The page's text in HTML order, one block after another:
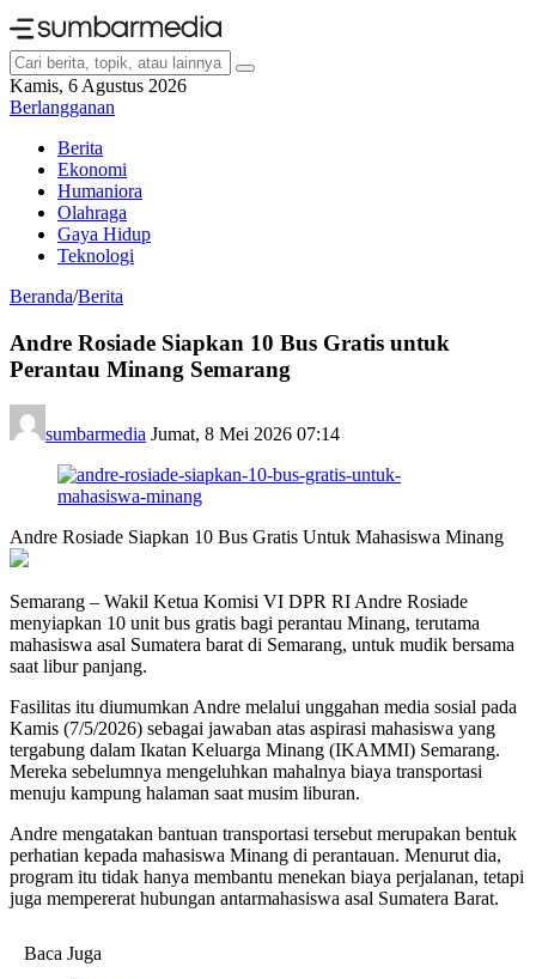
Kamis, 6 Agustus 2026
Berlangganan
Berita
Ekonomi
Humaniora
Olahraga
Gaya Hidup
Teknologi
Beranda/Berita
Andre Rosiade Siapkan 10 Bus Gratis untuk
Perantau Minang Semarang
sumbarmedia Jumat, 8 Mei 2026 07:14
Andre Rosiade Siapkan 10 Bus Gratis Untuk Mahasiswa Minang
Semarang – Wakil Ketua Komisi VI DPR RI Andre Rosiade
menyiapkan 10 unit bus gratis bagi perantau Minang, terutama
mahasiswa asal Sumatera barat di Semarang, untuk mudik bersama
saat libur panjang.
Fasilitas itu diumumkan Andre melalui unggahan media sosial pada
Kamis (7/5/2026) sebagai jawaban atas aspirasi mahasiswa yang
tergabung dalam Ikatan Keluarga Minang (IKAMMI) Semarang.
Mereka sebelumnya mengeluhkan mahalnya biaya transportasi
menuju kampung halaman saat musim liburan.
Andre mengatakan bantuan transportasi tersebut merupakan bentuk
perhatian kepada mahasiswa Minang di perantauan. Menurut dia,
program itu tidak hanya membantu menekan biaya perjalanan, tetapi
juga mempererat hubungan antarmahasiswa asal Sumatera Barat.
Baca Juga